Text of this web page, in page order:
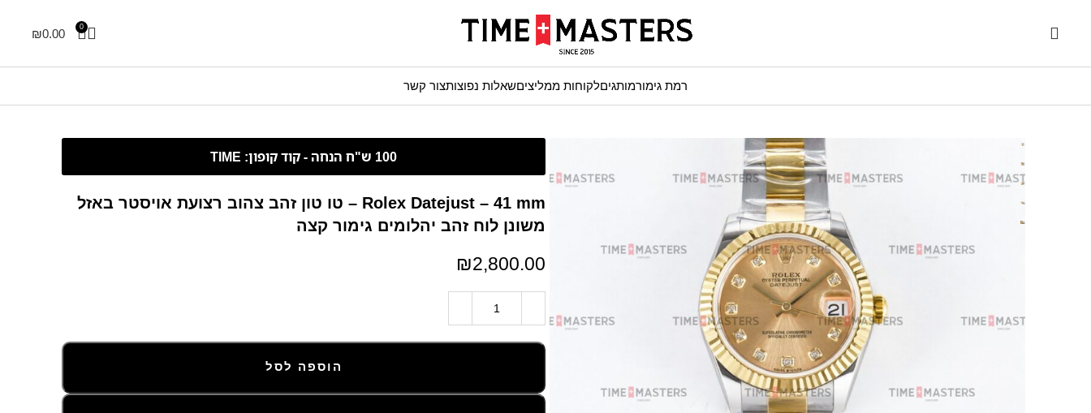
0
₪0.00
רמת גימורמותגיםלקוחות ממליציםשאלות נפוצותצור קשר
Rolex Datejust – 41 mm – טו טון זהב צהוב רצועת אויסטר באזל
משונן לוח זהב יהלומים גימור קצה
₪
הוספה לסל